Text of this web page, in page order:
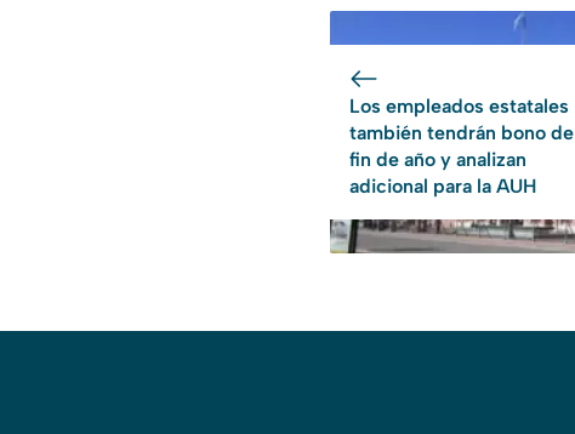
Los empleados estatales
también tendrán bono de
fin de año y analizan
adicional para la AUH